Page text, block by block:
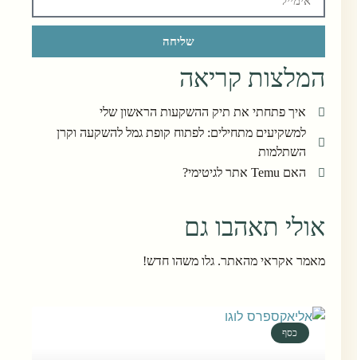
שליחה
המלצות קריאה
איך פתחתי את תיק ההשקעות הראשון שלי
למשקיעים מתחילים: לפתוח קופת גמל להשקעה וקרן
השתלמות
האם Temu אתר לגיטימי?
אולי תאהבו גם
מאמר אקראי מהאתר. גלו משהו חדש!
כסף